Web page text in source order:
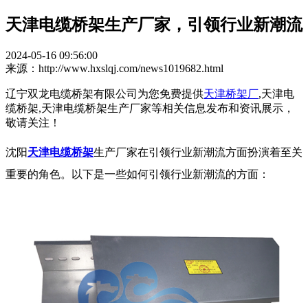
天津电缆桥架生产厂家，引领行业新潮流
2024-05-16 09:56:00
来源：http://www.hxslqj.com/news1019682.html
辽宁双龙电缆桥架有限公司为您免费提供天津桥架厂,天津电
缆桥架,天津电缆桥架生产厂家等相关信息发布和资讯展示，
敬请关注！
沈阳天津电缆桥架生产厂家在引领行业新潮流方面扮演着至关
重要的角色。以下是一些如何引领行业新潮流的方面：